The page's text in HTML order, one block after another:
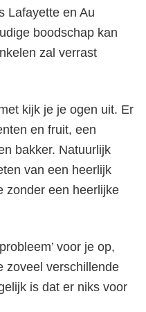
Lafayette en Au
boodschap kan
zal verrast
kijk je je ogen uit. Er
en fruit, een
bakker. Natuurlijk
van een heerlijk
zonder een heerlijke
voor je op,
zoveel verschillende
is dat er niks voor